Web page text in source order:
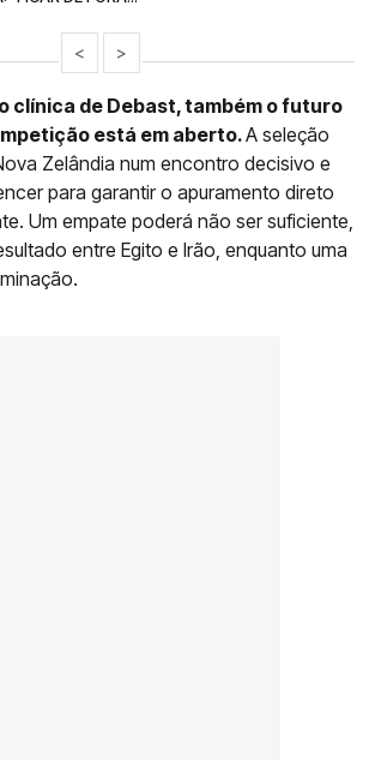
< >
clínica de Debast, também o futuro
está em aberto.A seleção
Zelândia num encontro decisivo e
para garantir o apuramento direto
Um empate poderá não ser suficiente,
entre Egito e Irão, enquanto uma